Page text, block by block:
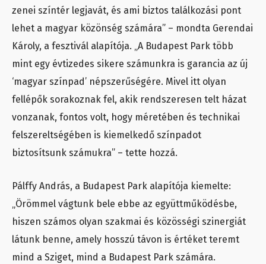
zenei színtér legjavát, és ami biztos találkozási pont
lehet a magyar közönség számára” – mondta Gerendai
Károly, a fesztivál alapítója. „A Budapest Park több
mint egy évtizedes sikere számunkra is garancia az új
‘magyar színpad’ népszerűségére. Mivel itt olyan
fellépők sorakoznak fel, akik rendszeresen telt házat
vonzanak, fontos volt, hogy méretében és technikai
felszereltségében is kiemelkedő színpadot
biztosítsunk számukra” – tette hozzá.
Pálffy András, a Budapest Park alapítója kiemelte:
„Örömmel vágtunk bele ebbe az együttműködésbe,
hiszen számos olyan szakmai és közösségi szinergiát
látunk benne, amely hosszú távon is értéket teremt
mind a Sziget, mind a Budapest Park számára.